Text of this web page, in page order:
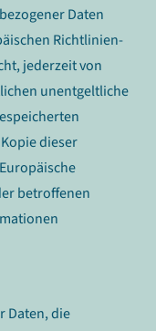
Daten
Richtlinien-
jederzeit von
unentgeltliche
dieser
betroffenen
Daten, die